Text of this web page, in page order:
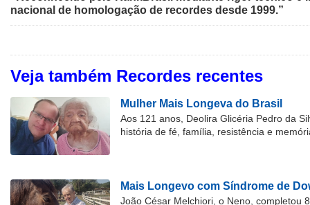
nacional de homologação de recordes desde 1999.”
Veja também Recordes recentes
Mulher Mais Longeva do Brasil
Aos 121 anos, Deolira Glicéria Pedro da
história de fé, família, resistência e
Mais Longevo com Síndrome de
João César Melchiori, o Neno, completou